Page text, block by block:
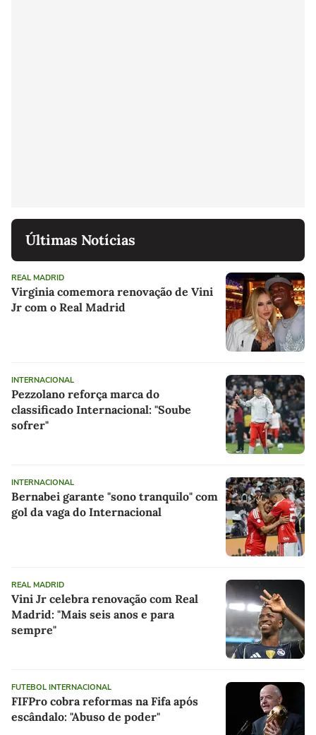
Últimas Notícias
REAL MADRID
Virginia comemora renovação de Vini
Jr com o Real Madrid
INTERNACIONAL
Pezzolano reforça marca do
classificado Internacional: "Soube
sofrer"
INTERNACIONAL
Bernabei garante "sono tranquilo" com
gol da vaga do Internacional
REAL MADRID
Vini Jr celebra renovação com Real
Madrid: "Mais seis anos e para
sempre"
FUTEBOL INTERNACIONAL
FIFPro cobra reformas na Fifa após
escândalo: "Abuso de poder"